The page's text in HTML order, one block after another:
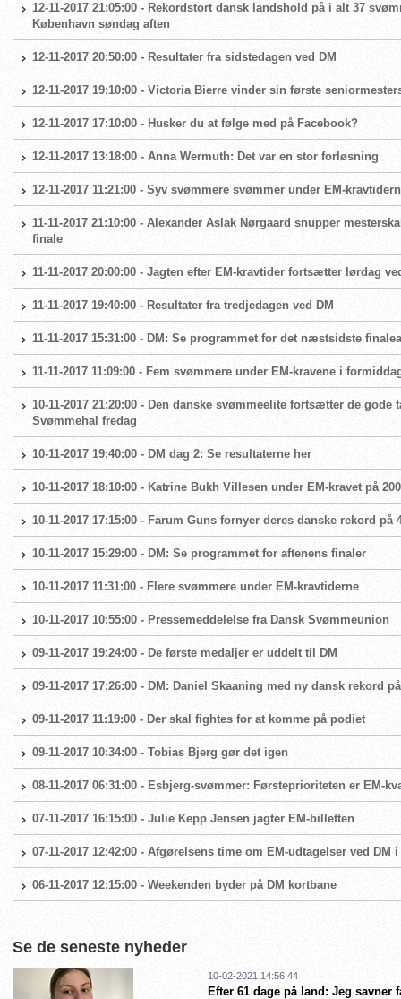
12-11-2017 21:05:00 - Rekordstort dansk landshold på i alt 37
København søndag aften
12-11-2017 20:50:00 - Resultater fra sidstedagen ved DM
12-11-2017 19:10:00 - Victoria Bierre vinder sin første
12-11-2017 17:10:00 - Husker du at følge med på Facebook?
12-11-2017 13:18:00 - Anna Wermuth: Det var en stor forløsning
12-11-2017 11:21:00 - Syv svømmere svømmer under EM-
11-11-2017 21:10:00 - Alexander Aslak Nørgaard snupper
finale
11-11-2017 20:00:00 - Jagten efter EM-kravtider fortsætter lørdag
11-11-2017 19:40:00 - Resultater fra tredjedagen ved DM
11-11-2017 15:31:00 - DM: Se programmet for det næstsidste
11-11-2017 11:09:00 - Fem svømmere under EM-kravene i
10-11-2017 21:20:00 - Den danske svømmeelite fortsætter de gode
Svømmehal fredag
10-11-2017 19:40:00 - DM dag 2: Se resultaterne her
10-11-2017 18:10:00 - Katrine Bukh Villesen under EM-kravet på
10-11-2017 17:15:00 - Farum Guns fornyer deres danske rekord på
10-11-2017 15:29:00 - DM: Se programmet for aftenens finaler
10-11-2017 11:31:00 - Flere svømmere under EM-kravtiderne
10-11-2017 10:55:00 - Pressemeddelelse fra Dansk Svømmeunion
09-11-2017 19:24:00 - De første medaljer er uddelt til DM
09-11-2017 17:26:00 - DM: Daniel Skaaning med ny dansk rekord
09-11-2017 11:19:00 - Der skal fightes for at komme på podiet
09-11-2017 10:34:00 - Tobias Bjerg gør det igen
08-11-2017 06:31:00 - Esbjerg-svømmer: Førsteprioriteten er EM-
07-11-2017 16:15:00 - Julie Kepp Jensen jagter EM-billetten
07-11-2017 12:42:00 - Afgørelsens time om EM-udtagelser ved DM
06-11-2017 12:15:00 - Weekenden byder på DM kortbane
Se de seneste nyheder
10-02-2021 14:56:44
Efter 61 dage på land: Jeg